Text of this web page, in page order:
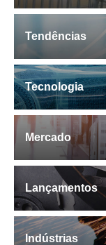
Tendências
Tecnologia
Mercado
Lançamentos
Indústrias